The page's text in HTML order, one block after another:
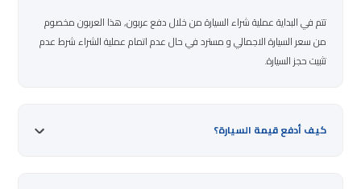
تتم في البداية عملية شراء السيارة من خلال دفع عربون, هذا العربون مخصوم
من سعر السيارة الاجمالي و مسترد في حال عدم اتمام عملية الشراء شرط عدم
تثبيت حجز السيارة.
كيف أدفع قيمة السيارة؟